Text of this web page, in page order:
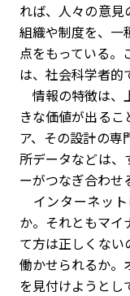
れば、人々の意見
組織や制度を、一
点をもっている。
は、社会科学者的
情報の特徴は、
きな価値が出る
ア、その設計の専
所データなどは、
ーがつなぎ合わせ
インターネッ
か。それともマイ
て方は正しくない
働かせられるか。
を見付けようとし